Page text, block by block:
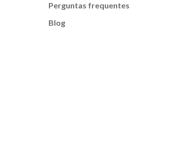
Perguntas frequentes
Blog